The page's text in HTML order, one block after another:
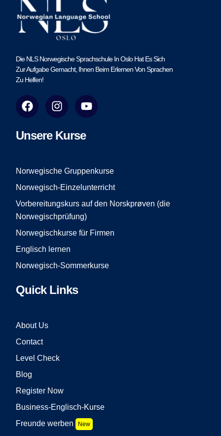
Die NLS Norwegische Sprachschule In Oslo Hat Es Sich
Zur Aufgabe Gemacht, Ihnen Beim Erlernen Von Sprachen
Zu Helfen!
F
a
e
o
I
n
t
r
m
Y
o
t
e
Unsere Kurse
Norwegische Gruppenkurse
Norwegisch-Einzelunterricht
Vorbereitungskurs auf den Norskprøven (die
Norwegischprüfung)
Norwegischkurse für Firmen
Englisch lernen
Norwegisch-Sommerkurse
Quick Links
About Us
Contact
Level Check
Blog
Register Now
Business-Englisch-Kurse
Freunde werben
New